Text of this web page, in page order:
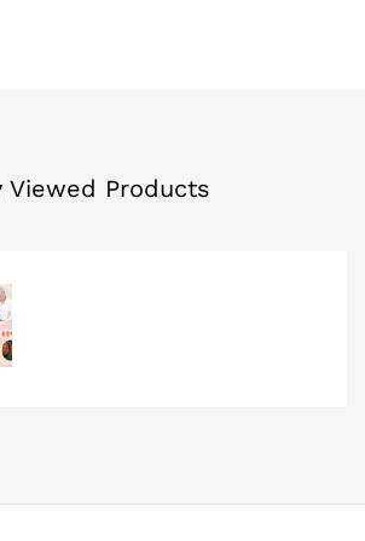
Viewed Products